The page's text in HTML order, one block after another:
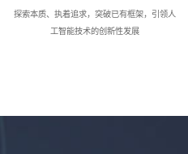
探索本质、执着追求，突破已有框架，引领人
工智能技术的创新性发展